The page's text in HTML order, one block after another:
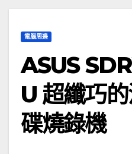
電腦周邊
ASUS
U 超纖巧
碟燒錄機